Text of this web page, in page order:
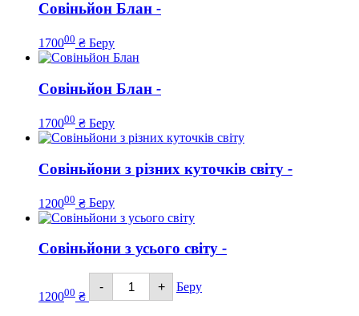
Совіньйон Блан -
170000 ₴ Беру
Совіньйон Блан -
170000 ₴ Беру
Совіньйони з різних куточків світу -
120000 ₴ Беру
Совіньйони з усього світу -
120000 ₴
-
Совіньйони
усього
+ Беру